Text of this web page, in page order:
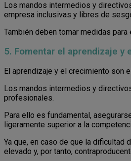
Los mandos intermedios y
empresa inclusivas y libres de
También deben tomar medidas
5. Fomentar el aprendizaje y
El aprendizaje y el crecimiento son
Los mandos intermedios y
profesionales.
Para ello es fundamental,
ligeramente superior a la
Ya que, en caso de que la
elevado y, por tanto,